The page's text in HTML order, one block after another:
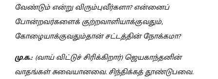
வேண்டும் என்று விரும்புவீர்களா? என்னைப்
போன்றவர்களைக் குற்றவாளியாக்குவதும்,
கோழையாக்குவதும்தான் சட்டத்தின் நோக்கமா?
மு.க.:(வாய் விட்டுச் சிரிக்கிறார்) ஜெயகாந்தனின்
வாதங்கள் சுவையானவை. சிந்திக்கத் தூண்டுபவை.